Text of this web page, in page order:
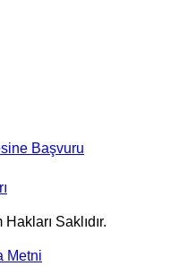
Başvuru
Saklıdır.
Metni